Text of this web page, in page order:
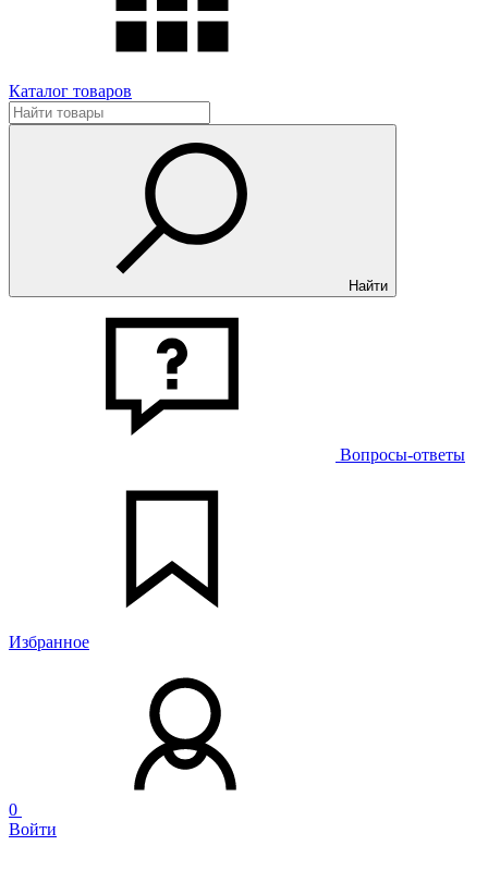
Каталог товаров
Найти
Вопросы-ответы
Избранное
0
Войти